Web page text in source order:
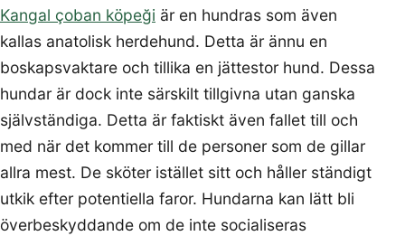
Kangal çoban köpeği är en hundras som även
kallas anatolisk herdehund. Detta är ännu en
boskapsvaktare och tillika en jättestor hund. Dessa
hundar är dock inte särskilt tillgivna utan ganska
självständiga. Detta är faktiskt även fallet till och
med när det kommer till de personer som de gillar
allra mest. De sköter istället sitt och håller ständigt
utkik efter potentiella faror. Hundarna kan lätt bli
överbeskyddande om de inte socialiseras